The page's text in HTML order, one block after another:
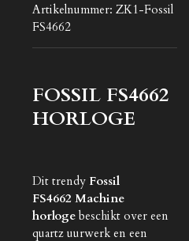
Artikelnummer: ZK1-Fossil
FS4662
FOSSIL FS4662
HORLOGE
Dit trendy Fossil
FS4662 Machine
horloge beschikt over een
quartz uurwerk en een